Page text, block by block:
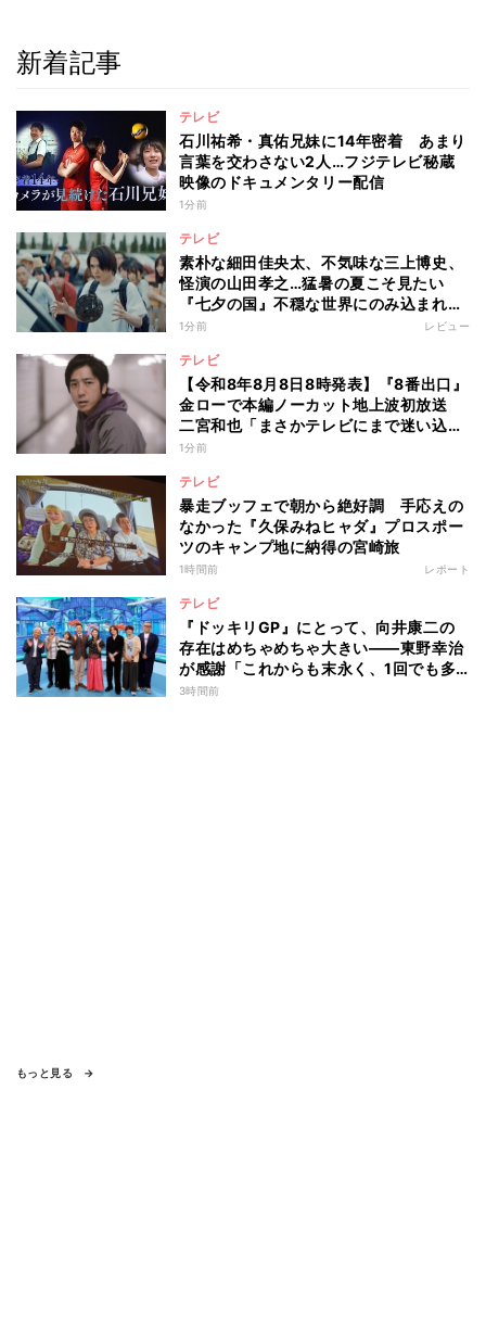
新着記事
テレビ
石川祐希・真佑兄妹に14年密着 あまり
言葉を交わさない2人…フジテレビ秘蔵
映像のドキュメンタリー配信
1分前
テレビ
素朴な細田佳央太、不気味な三上博史、
怪演の山田孝之…猛暑の夏こそ見たい
『七夕の国』不穏な世界にのみ込まれる
超常ミステリー
1分前 レビュー
テレビ
【令和8年8月8日8時発表】『8番出口』
金ローで本編ノーカット地上波初放送
二宮和也「まさかテレビにまで迷い込ん
でしまうとは」
1分前
テレビ
暴走ブッフェで朝から絶好調 手応えの
なかった『久保みねヒャダ』プロスポー
ツのキャンプ地に納得の宮崎旅
1時間前 レポート
テレビ
『ドッキリGP』にとって、向井康二の
存在はめちゃめちゃ大きい――東野幸治
が感謝「これからも末永く、1回でも多
く出て」
3時間前
もっと見る